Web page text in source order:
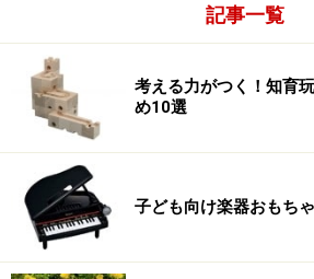
記事一覧
考える力がつく！知育
め10選
子ども向け楽器おもち